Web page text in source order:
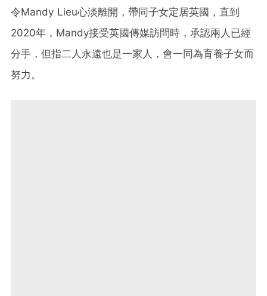
令Mandy Lieu心淡離開，帶同子女定居英國，直到
2020年，Mandy接受英國傳媒訪問時，承認兩人已經
分手，但指二人永遠也是一家人，會一同為育養子女而
努力。